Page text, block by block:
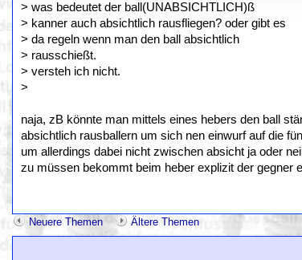
> was bedeutet der ball(UNABSICHTLICH)ß
> kanner auch absichtlich rausfliegen? oder gibt es
> da regeln wenn man den ball absichtlich
> rausschießt.
> versteh ich nicht.
>
naja, zB könnte man mittels eines hebers den ball
absichtlich rausballern um sich nen einwurf auf die
um allerdings dabei nicht zwischen absicht ja oder
zu müssen bekommt beim heber explizit der gegner
Neuere Themen Ältere Themen